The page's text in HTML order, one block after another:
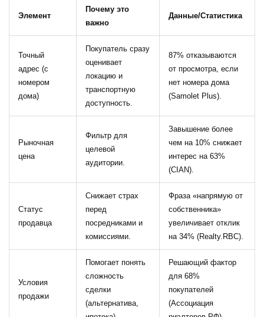
Элемент
Почему это
важно
Данные/Статистика
Точный
адрес (с
номером
дома)
Покупатель сразу
оценивает
локацию и
транспортную
доступность.
87% отказываются
от просмотра, если
нет номера дома
(Samolet Plus).
Рыночная
цена
Фильтр для
целевой
аудитории.
Завышение более
чем на 10% снижает
интерес на 63%
(CIAN).
Статус
продавца
Снижает страх
перед
посредниками и
комиссиями.
Фраза «напрямую от
собственника»
увеличивает отклик
на 34% (Realty.RBC).
Условия
продажи
Помогает понять
сложность
сделки
(альтернатива,
Решающий фактор
для 68%
покупателей
(Ассоциация